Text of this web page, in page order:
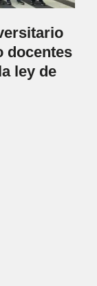
docentes
ley de